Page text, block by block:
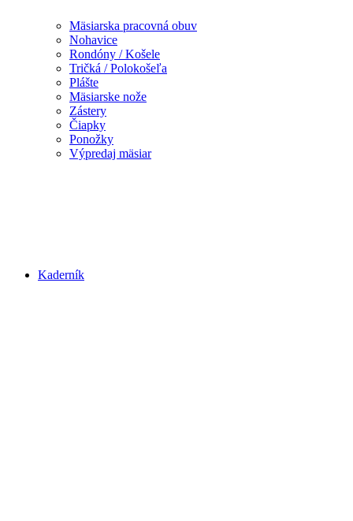
Mäsiarska pracovná obuv
Nohavice
Rondóny / Košele
Tričká / Polokošeľa
Plášte
Mäsiarske nože
Zástery
Čiapky
Ponožky
Výpredaj mäsiar
Kaderník